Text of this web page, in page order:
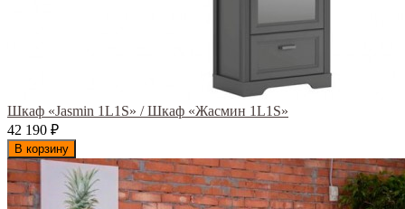
Шкаф «Jasmin 1L1S» / Шкаф «Жасмин 1L1S»
42 190 ₽
В корзину